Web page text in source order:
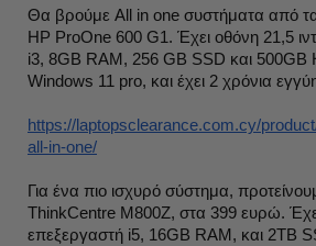
Θα βρούμε All in one συστήματα από
HP ProOne 600 G1. Έχει οθόνη 21,5
i3, 8GB RAM, 256 GB SSD και 500GB
Windows 11 pro, και έχει 2 χρόνια
https://laptopsclearance.com.cy/
all-in-one/
Για ένα πιο ισχυρό σύστημα,
ThinkCentre M800Z, στα 399 ευρώ.
επεξεργαστή i5, 16GB RAM, και 2ΤΒ